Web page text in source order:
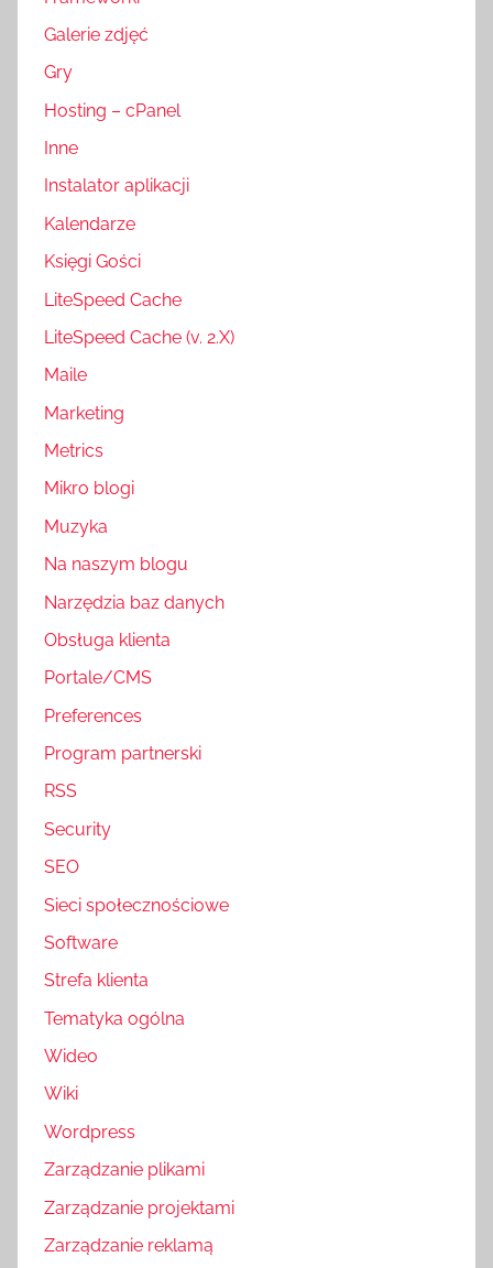
Galerie zdjęć
Gry
Hosting – cPanel
Inne
Instalator aplikacji
Kalendarze
Księgi Gości
LiteSpeed Cache
LiteSpeed Cache (v. 2.X)
Maile
Marketing
Metrics
Mikro blogi
Muzyka
Na naszym blogu
Narzędzia baz danych
Obsługa klienta
Portale/CMS
Preferences
Program partnerski
RSS
Security
SEO
Sieci społecznościowe
Software
Strefa klienta
Tematyka ogólna
Wideo
Wiki
Wordpress
Zarządzanie plikami
Zarządzanie projektami
Zarządzanie reklamą